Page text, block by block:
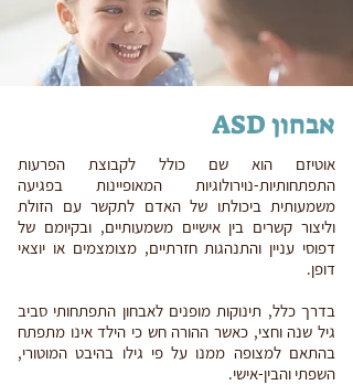
אבחון ASD
אוטיזם הוא שם כולל לקבוצת הפרעות
התפתחותיות-נוירולוגיות המאופיינות בפגיעה
משמעותית ביכולתו של האדם לתקשר עם הזולת
וליצור קשרים בין אישיים משמעותיים, ובקיומם של
דפוסי עניין והתנהגות חזרתיים, מצומצמים או יוצאי
דופן.
בדרך כלל, תינוקות מופנים לאבחון התפתחותי סביב
גיל שנה וחצי, כאשר ההורה חש כי הילד אינו מתפתח
בהתאם למצופה ממנו על פי גילו בהיבט המוטורי,
השפתי והבין-אישי.